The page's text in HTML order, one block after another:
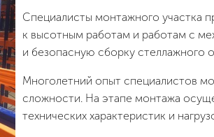
Специалисты монтажного участка
к высотным работам и работам с
и безопасную сборку стеллажного
Многолетний опыт специалистов
сложности. На этапе монтажа
технических характеристик и